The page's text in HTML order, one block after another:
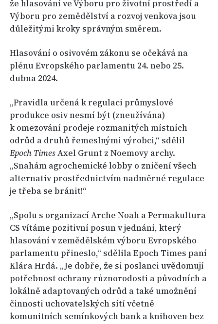
že hlasování ve Výboru pro životní prostředí a
Výboru pro zemědělství a rozvoj venkova jsou
důležitými kroky správným směrem.
Hlasování o osivovém zákonu se očekává na
plénu Evropského parlamentu 24. nebo 25.
dubna 2024.
„Pravidla určená k regulaci průmyslové
produkce osiv nesmí být (zneužívána)
k omezování prodeje rozmanitých místních
odrůd a druhů řemeslnými výrobci,“ sdělil
Epoch TimesAxel Grunt z Noemovy archy.
„Snahám agrochemické lobby o zničení všech
alternativ prostřednictvím nadměrné regulace
je třeba se bránit!“
„Spolu s organizací Arche Noah a Permakultura
CS vítáme pozitivní posun v jednání, který
hlasování v zemědělském výboru Evropského
parlamentu přineslo,“ sdělila Epoch Times paní
Klára Hrdá. „Je dobře, že si poslanci uvědomují
potřebnost ochrany různorodosti a původních a
lokálně adaptovaných odrůd a také umožnění
činnosti uchovatelských sítí včetně
komunitních semínkových bank a knihoven bez